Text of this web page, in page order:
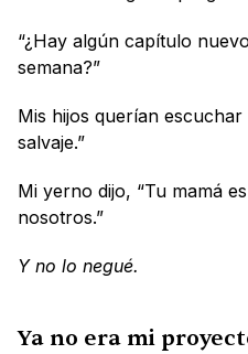
“¿Hay algún capítulo
semana?”
Mis hijos querían
salvaje.”
Mi yerno dijo, “Tu mamá
nosotros.”
Y no lo negué.
Ya no era mi